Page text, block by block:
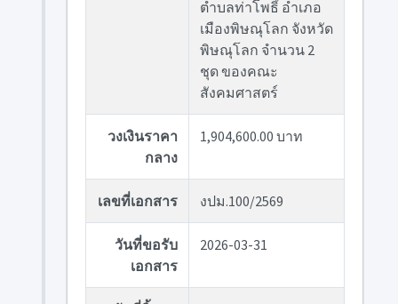
ตำบลท่าโพธิ์ อำเภอ
เมืองพิษณุโลก จังหวัด
พิษณุโลก จำนวน 2
ชุด ของคณะ
สังคมศาสตร์
วงเงินราคา
กลาง
1,904,600.00 บาท
เลขที่เอกสาร งปม.100/2569
วันที่ขอรับ
เอกสาร
2026-03-31